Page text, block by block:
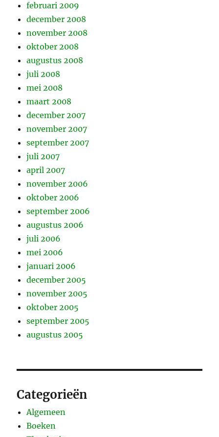
februari 2009
december 2008
november 2008
oktober 2008
augustus 2008
juli 2008
mei 2008
maart 2008
december 2007
november 2007
september 2007
juli 2007
april 2007
november 2006
oktober 2006
september 2006
augustus 2006
juli 2006
mei 2006
januari 2006
december 2005
november 2005
oktober 2005
september 2005
augustus 2005
Categorieën
Algemeen
Boeken